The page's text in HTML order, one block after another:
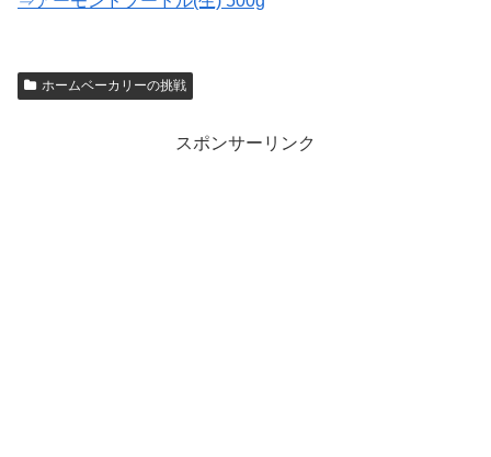
ホームベーカリーの挑戦
スポンサーリンク